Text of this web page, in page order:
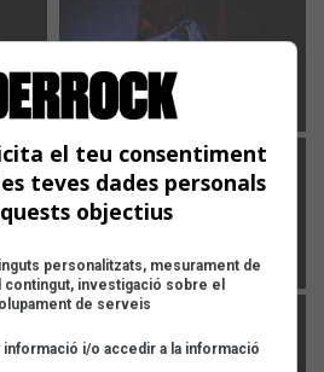
el teu consentiment
teves dades personals
objectius
personalitzats, mesurament de
contingut, investigació sobre el
de serveis
informació i/o accedir a la informació